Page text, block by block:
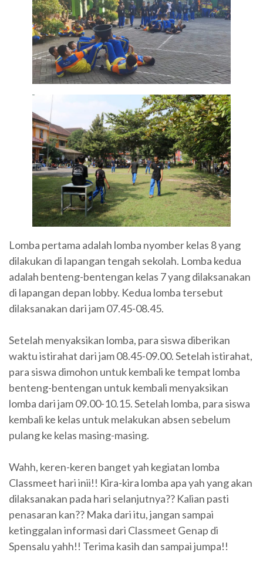
Lomba pertama adalah lomba nyomber kelas 8 yang
dilakukan di lapangan tengah sekolah. Lomba kedua
adalah benteng-bentengan kelas 7 yang dilaksanakan
di lapangan depan lobby. Kedua lomba tersebut
dilaksanakan dari jam 07.45-08.45.
Setelah menyaksikan lomba, para siswa diberikan
waktu istirahat dari jam 08.45-09.00. Setelah istirahat,
para siswa dimohon untuk kembali ke tempat lomba
benteng-bentengan untuk kembali menyaksikan
lomba dari jam 09.00-10.15. Setelah lomba, para siswa
kembali ke kelas untuk melakukan absen sebelum
pulang ke kelas masing-masing.
Wahh, keren-keren banget yah kegiatan lomba
Classmeet hari inii!! Kira-kira lomba apa yah yang akan
dilaksanakan pada hari selanjutnya?? Kalian pasti
penasaran kan?? Maka dari itu, jangan sampai
ketinggalan informasi dari Classmeet Genap di
Spensalu yahh!! Terima kasih dan sampai jumpa!!